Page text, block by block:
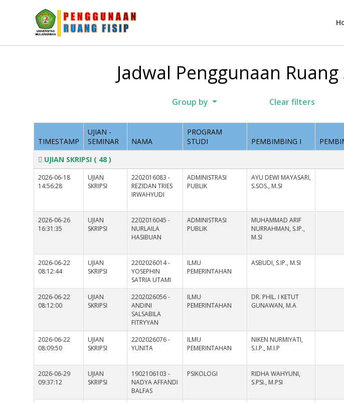
Jadwal Penggunaan
Group by Clear filters
TIMESTAMP
UJIAN -
SEMINAR
NAMA
PROGRAM
STUDI
PEMBIMBING I
UJIAN SKRIPSI ( 48 )
2026-06-18
14:56:28
UJIAN
SKRIPSI
2202016083 -
REZIDAN TRIES
IRWAHYUDI
ADMINISTRASI
PUBLIK
AYU DEWI MAYASARI,
S.SOS., M.SI
2026-06-26
16:31:35
UJIAN
SKRIPSI
2202016045 -
NURLAILA
HASIBUAN
ADMINISTRASI
PUBLIK
MUHAMMAD ARIF
NURRAHMAN, S.IP.,
M.SI
2026-06-22
08:12:44
UJIAN
SKRIPSI
2202026014 -
YOSEPHIN
SATRIA UTAMI
ILMU
PEMERINTAHAN
ASBUDI, S.IP., M.SI
2026-06-22
08:12:00
UJIAN
SKRIPSI
2202026056 -
ANDINI
SALSABILA
FITRYYAN
ILMU
PEMERINTAHAN
DR. PHIL. I KETUT
GUNAWAN, M.A
2026-06-22
08:09:50
UJIAN
SKRIPSI
2202026076 -
YUNITA
ILMU
PEMERINTAHAN
NIKEN NURMIYATI,
S.I.P., M.I.P
2026-06-29
09:37:12
UJIAN
SKRIPSI
1902106103 -
NADYA AFFANDI
BALFAS
PSIKOLOGI
RIDHA WAHYUNI,
S.PSI., M.PSI